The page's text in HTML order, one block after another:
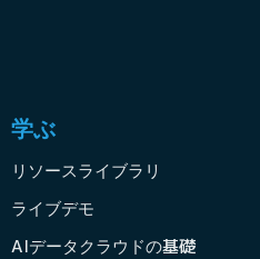
学ぶ
リソースライブラリ
ライブデモ
AIデータクラウドの基礎